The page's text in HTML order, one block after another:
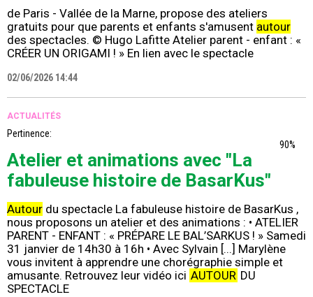
de Paris - Vallée de la Marne, propose des ateliers
gratuits pour que parents et enfants s'amusent autour
des spectacles. © Hugo Lafitte Atelier parent - enfant : «
CRÉER UN ORIGAMI ! » En lien avec le spectacle
02/06/2026 14:44
ACTUALITÉS
Pertinence:
90%
Atelier et animations avec "La
fabuleuse histoire de BasarKus"
Autour du spectacle La fabuleuse histoire de BasarKus ,
nous proposons un atelier et des animations : • ATELIER
PARENT - ENFANT : « PRÉPARE LE BAL’SARKUS ! » Samedi
31 janvier de 14h30 à 16h • Avec Sylvain [...] Marylène
vous invitent à apprendre une chorégraphie simple et
amusante. Retrouvez leur vidéo ici AUTOUR DU
SPECTACLE